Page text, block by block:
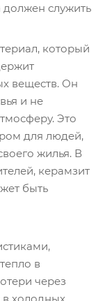
служить
который
веществ. Он
и не
Это
для людей,
жилья. В
керамзит
быть
в
через